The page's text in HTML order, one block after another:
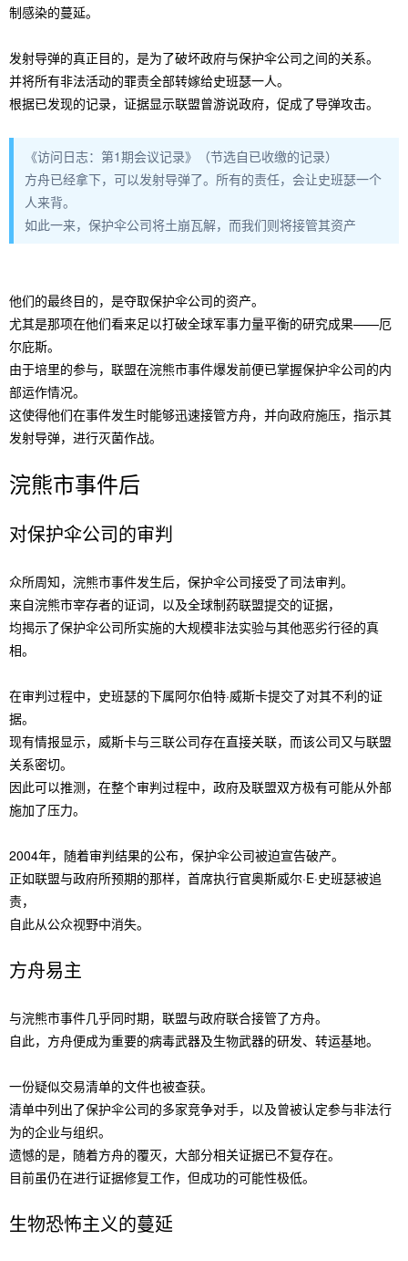
制感染的蔓延。
发射导弹的真正目的，是为了破坏政府与保护伞公司之间的关系。
并将所有非法活动的罪责全部转嫁给史班瑟一人。
根据已发现的记录，证据显示联盟曾游说政府，促成了导弹攻击。
《访问日志：第1期会议记录》（节选自已收缴的记录）
方舟已经拿下，可以发射导弹了。所有的责任，会让史班瑟一个
人来背。
如此一来，保护伞公司将土崩瓦解，而我们则将接管其资产
他们的最终目的，是夺取保护伞公司的资产。
尤其是那项在他们看来足以打破全球军事力量平衡的研究成果——厄
尔庇斯。
由于培里的参与，联盟在浣熊市事件爆发前便已掌握保护伞公司的内
部运作情况。
这使得他们在事件发生时能够迅速接管方舟，并向政府施压，指示其
发射导弹，进行灭菌作战。
浣熊市事件后
对保护伞公司的审判
众所周知，浣熊市事件发生后，保护伞公司接受了司法审判。
来自浣熊市宰存者的证词，以及全球制药联盟提交的证据，
均揭示了保护伞公司所实施的大规模非法实验与其他恶劣行径的真
相。
在审判过程中，史班瑟的下属阿尔伯特·威斯卡提交了对其不利的证
据。
现有情报显示，威斯卡与三联公司存在直接关联，而该公司又与联盟
关系密切。
因此可以推测，在整个审判过程中，政府及联盟双方极有可能从外部
施加了压力。
2004年，随着审判结果的公布，保护伞公司被迫宣告破产。
正如联盟与政府所预期的那样，首席执行官奥斯威尔·E·史班瑟被追
责，
自此从公众视野中消失。
方舟易主
与浣熊市事件几乎同时期，联盟与政府联合接管了方舟。
自此，方舟便成为重要的病毒武器及生物武器的研发、转运基地。
一份疑似交易清单的文件也被查获。
清单中列出了保护伞公司的多家竞争对手，以及曾被认定参与非法行
为的企业与组织。
遗憾的是，随着方舟的覆灭，大部分相关证据已不复存在。
目前虽仍在进行证据修复工作，但成功的可能性极低。
生物恐怖主义的蔓延